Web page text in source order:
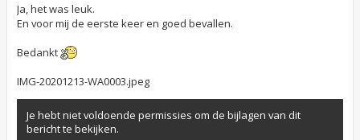
e
l
e
e
b
e
r
i
c
h
Ja, het was leuk.
En voor mij de eerste keer en goed bevallen.
Bedankt
IMG-20201213-WA0003.jpeg
Je hebt niet voldoende permissies om de bijlagen van dit
bericht te bekijken.